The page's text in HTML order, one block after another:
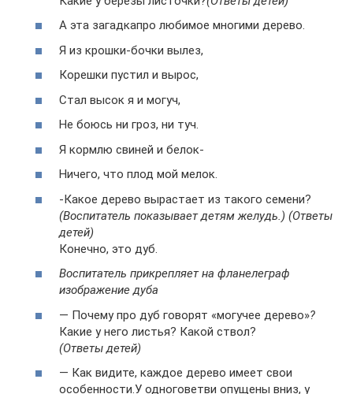
А эта загадкапро любимое многими дерево.
Я из крошки-бочки вылез,
Корешки пустил и вырос,
Стал высок я и могуч,
Не боюсь ни гроз, ни туч.
Я кормлю свиней и белок-
Ничего, что плод мой мелок.
-Какое дерево вырастает из такого семени?
(Воспитатель показывает детям желудь.) (Ответы
детей)
Конечно, это дуб.
Воспитатель прикрепляет на фланелеграф
изображение дуба
— Почему про дуб говорят «могучее дерево»?
Какие у него листья? Какой ствол?
(Ответы детей)
— Как видите, каждое дерево имеет свои
особенности.У одноговетви опущены вниз, у